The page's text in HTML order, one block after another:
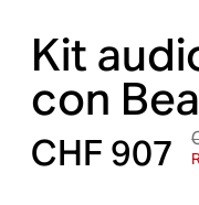
Kit
con
CHF 907